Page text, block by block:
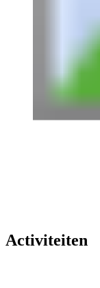
Activiteiten